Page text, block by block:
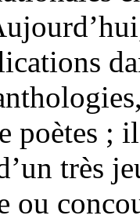
poètes ;
très
ou